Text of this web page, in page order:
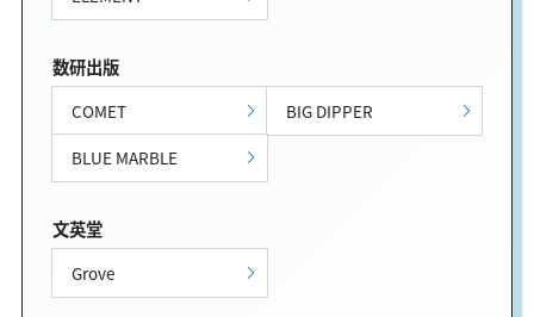
数研出版
COMET
BIG DIPPER
BLUE MARBLE
文英堂
Grove